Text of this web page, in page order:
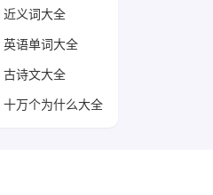
近义词大全
英语单词大全
古诗文大全
十万个为什么大全